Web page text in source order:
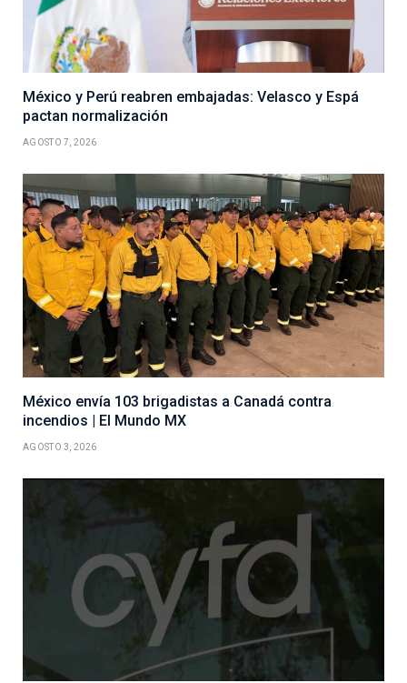
México y Perú reabren embajadas: Velasco y Espá
pactan normalización
AGOSTO 7, 2026
México envía 103 brigadistas a Canadá contra
incendios | El Mundo MX
AGOSTO 3, 2026